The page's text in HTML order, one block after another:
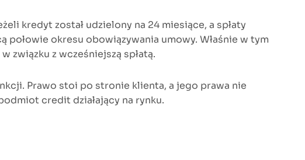
kredyt został udzielony na 24 miesiące, a spłaty
okresu obowiązywania umowy. Właśnie w tym
związku z wcześniejszą spłatą.
Prawo stoi po stronie klienta, a jego prawa nie
credit działający na rynku.